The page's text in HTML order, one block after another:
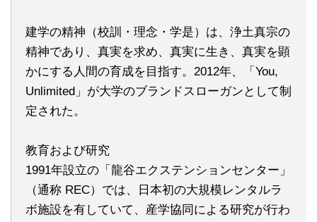
建学の精神（校訓・理念・学是）は、浄土真宗の
精神であり、真実を求め、真実に生き、真実を顕
かにする人間の育成を目指す。2012年、「You,
Unlimited」が大学のブランドスローガンとして制
定された。
教育および研究
1991年設立の「龍谷エクステンションセンター」
（通称 REC）では、日本初の大規模レンタルラ
ボ施設を有していて、産学協同による研究が行わ